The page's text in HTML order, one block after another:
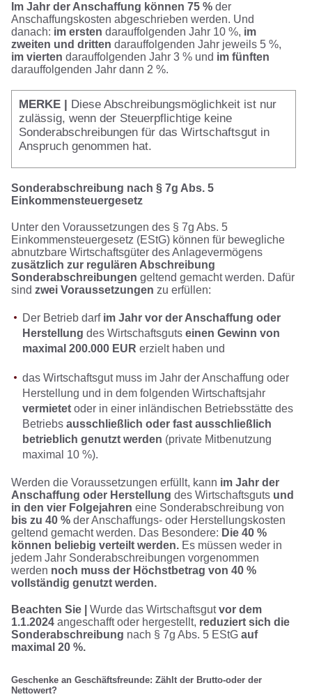
Im Jahr der Anschaffung können 75 %der
Anschaffungskosten abgeschrieben werden. Und
danach: im ersten darauffolgenden Jahr 10 %, im
zweiten und dritten darauffolgenden Jahr jeweils 5 %,
im vierten darauffolgenden Jahr 3 % und im fünften
darauffolgenden Jahr dann 2 %.
MERKE |
Diese Abschreibungsmöglichkeit ist nur
zulässig, wenn der Steuerpflichtige keine
Sonderabschreibungen für das Wirtschaftsgut in
Anspruch genommen hat.
Sonderabschreibung nach § 7g Abs. 5
Einkommensteuergesetz
Unter den Voraussetzungen des § 7g Abs. 5
Einkommensteuergesetz (EStG) können für bewegliche
abnutzbare Wirtschaftsgüter des Anlagevermögens
zusätzlich zur regulären Abschreibung
Sonderabschreibungen geltend gemacht werden. Dafür
sind zwei Voraussetzungen zu erfüllen:
Der Betrieb darf im Jahr vor der Anschaffung oder
Herstellung des Wirtschaftsguts einen Gewinn von
maximal 200.000 EUR erzielt haben und
das Wirtschaftsgut muss im Jahr der Anschaffung oder
Herstellung und in dem folgenden Wirtschaftsjahr
vermietetoder in einer inländischen Betriebsstätte des
Betriebs ausschließlich oder fast ausschließlich
betrieblich genutzt werden (private Mitbenutzung
maximal 10 %).
Werden die Voraussetzungen erfüllt, kann im Jahr der
Anschaffung oder Herstellung des Wirtschaftsgutsund
in den vier Folgejahren eine Sonderabschreibung von
bis zu 40 %der Anschaffungs- oder Herstellungskosten
geltend gemacht werden. Das Besondere: Die 40 %
können beliebig verteilt werden.Es müssen weder in
jedem Jahr Sonderabschreibungen vorgenommen
werden noch muss der Höchstbetrag von 40 %
vollständig genutzt werden.
Beachten Sie | Wurde das Wirtschaftsgutvor dem
1.1.2024angeschafft oder hergestellt, reduziert sich die
Sonderabschreibung nach § 7g Abs. 5 EStGauf
maximal 20 %.
Geschenke an Geschäftsfreunde: Zählt der Brutto-oder der
Nettowert?